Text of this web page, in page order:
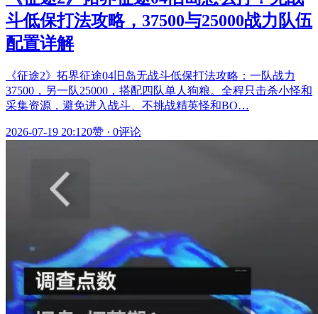
斗低保打法攻略，37500与25000战力队伍
配置详解
《征途2》拓界征途04旧岛无战斗低保打法攻略：一队战力
37500，另一队25000，搭配四队单人狗粮。全程只击杀小怪和
采集资源，避免进入战斗、不挑战精英怪和BO…
2026-07-19 20:120赞 · 0评论